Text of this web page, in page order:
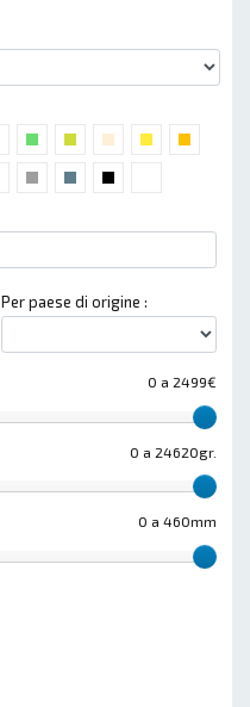
Per paese di origine :
0 a 2499€
0 a 24620gr.
0 a 460mm